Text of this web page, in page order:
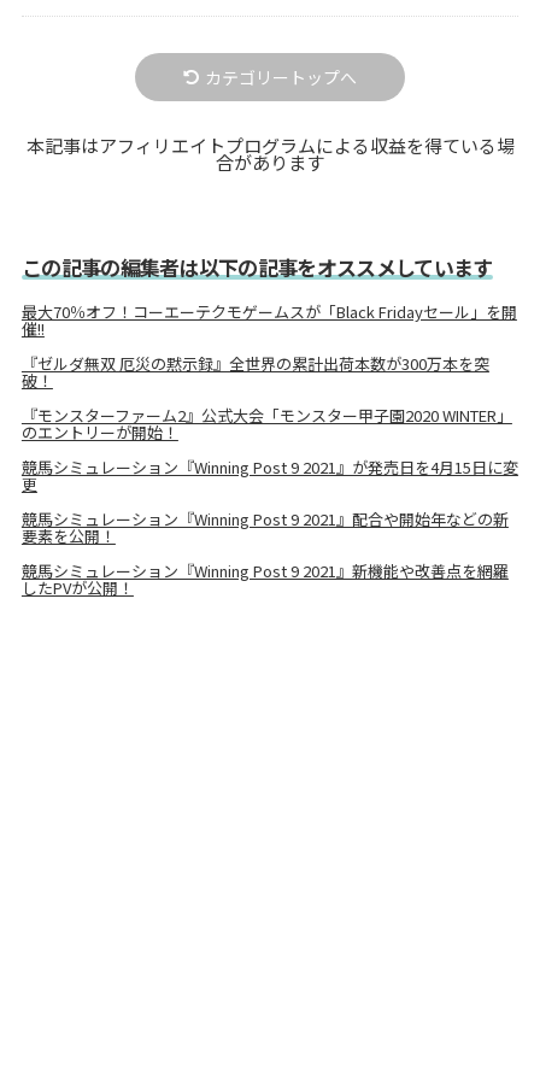
カテゴリートップへ
本記事はアフィリエイトプログラムによる収益を得ている場
合があります
この記事の編集者は以下の記事をオススメしています
最大70％オフ！コーエーテクモゲームスが「Black Fridayセール」を開
催!!
『ゼルダ無双 厄災の黙示録』全世界の累計出荷本数が300万本を突
破！
『モンスターファーム2』公式大会「モンスター甲子園2020 WINTER」
のエントリーが開始！
競馬シミュレーション『Winning Post 9 2021』が発売日を4月15日に変
更
競馬シミュレーション『Winning Post 9 2021』配合や開始年などの新
要素を公開！
競馬シミュレーション『Winning Post 9 2021』新機能や改善点を網羅
したPVが公開！